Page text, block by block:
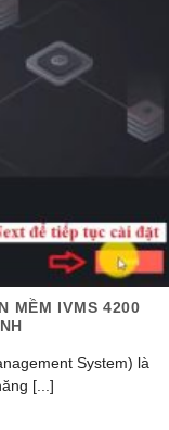
MỀM IVMS 4200
System) là
[...]